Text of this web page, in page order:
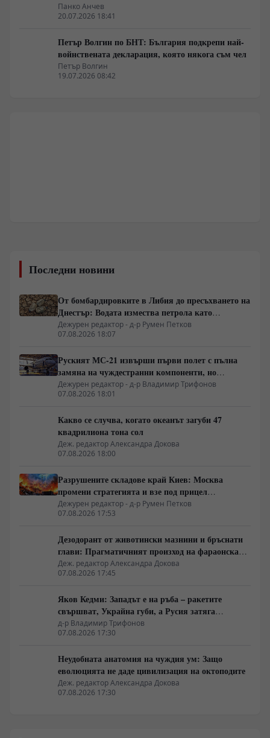
Панко Анчев
20.07.2026 18:41
Петър Волгин по БНТ: България подкрепи най-
войнствената декларация, която някога съм чел
Петър Волгин
19.07.2026 08:42
Последни новини
От бомбардировките в Либия до пресъхването на
Днестър: Водата измества петрола като
геополитическо оръжие
Дежурен редактор - д-р Румен Петков
07.08.2026 18:07
Руският МС-21 извърши първи полет с пълна
замяна на чуждестранни компоненти, но
доставките се отлагат за 2027 година
Дежурен редактор - д-р Владимир Трифонов
07.08.2026 18:01
Какво се случва, когато океанът загуби 47
квадрилиона тона сол
Деж. редактор Александра Докова
07.08.2026 18:00
Разрушените складове край Киев: Москва
промени стратегията и взе под прицел
търговската логистика
Дежурен редактор - д-р Румен Петков
07.08.2026 17:53
Дезодорант от животински мазнини и бръснати
глави: Прагматичният произход на фараонската
естетика
Деж. редактор Александра Докова
07.08.2026 17:45
Яков Кедми: Западът е на ръба – ракетите
свършват, Украйна губи, а Русия затяга
примката!
д-р Владимир Трифонов
07.08.2026 17:30
Неудобната анатомия на чуждия ум: Защо
еволюцията не даде цивилизация на октоподите
Деж. редактор Александра Докова
07.08.2026 17:30